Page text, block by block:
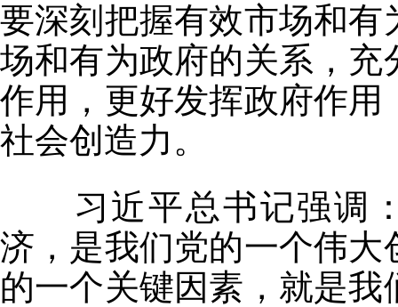
要深刻把握有效市场和
场和有为政府的关系，
作用，更好发挥政府作
社会创造力。
习近平总书记强调：
济，是我们党的一个伟
的一个关键因素，就是